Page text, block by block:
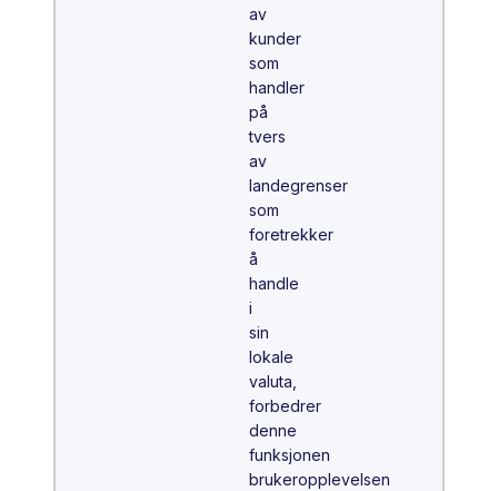
av
kunder
som
handler
på
tvers
av
landegrenser
som
foretrekker
å
handle
i
sin
lokale
valuta,
forbedrer
denne
funksjonen
brukeropplevelsen